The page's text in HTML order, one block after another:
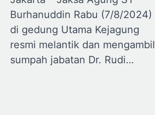
Burhanuddin Rabu (7/8/2024)
di gedung Utama Kejagung
resmi melantik dan mengambil
sumpah jabatan Dr. Rudi…